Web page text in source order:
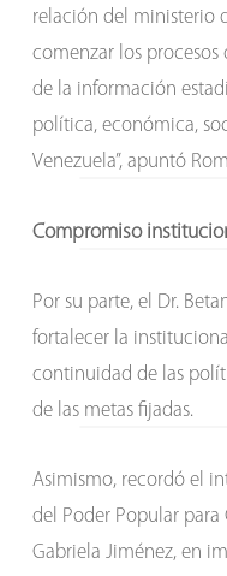
relación del ministerio
comenzar los
de la información
política, económica,
Venezuela”, apuntó
Compromiso
Por su parte, el Dr.
fortalecer la
continuidad de las
de las metas fijadas.
Asimismo, recordó el
del Poder Popular para
Gabriela Jiménez, en